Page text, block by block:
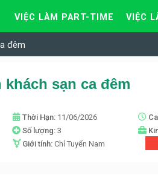
VIỆC LÀM PART-TIME VIỆC
đêm
khách sạn ca đêm
Thời Hạn: 11/06/2026
Số lượng:3
Giới tính:Chỉ Tuyển Nam